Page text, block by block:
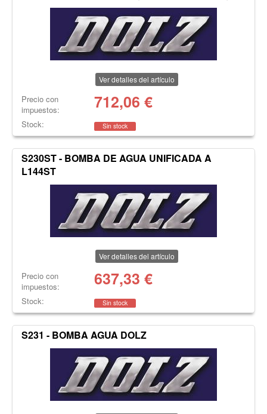
Ver detalles del artículo
Precio con
impuestos:
712,06 €
Stock: Sin stock
S230ST - BOMBA DE AGUA UNIFICADA A
L144ST
Ver detalles del artículo
Precio con
impuestos:
637,33 €
Stock: Sin stock
S231 - BOMBA AGUA DOLZ